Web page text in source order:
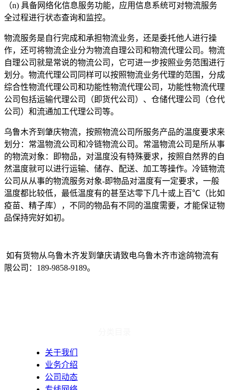
（n) 具备网络化信息服务功能，应用信息系统可对物流服务
全过程进行状态查询和监控。
物流服务是自行完成和承担物流业务，还是委托他人进行操
作，还可将物流企业分为物流自理公司和物流代理公司。物流
自理公司就是常说的物流公司，它可进一步按照业务范围进行
划分。物流代理公司同样可以按照物流业务代理的范围，分成
综合性物流代理公司和功能性物流代理公司，功能性物流代理
公司包括运输代理公司（即货代公司）、仓储代理公司（仓代
公司）和流通加工代理公司等。
乌鲁木齐到肇庆物流，按照物流公司所服务产品的温度要求来
划分：常温物流公司和冷链物流公司。常温物流公司是所从事
的物流对象：即物品，对温度没有特殊要求，按照自然界的自
然温度就可以进行运输、储存、配送、加工等操作。冷链物流
公司从从事的物流服务对象-即物品对温度有一定要求，一般
温度都比较低，最低温度有的甚至达零下几十或上百℃ （比如
疫苗、精子库），不同的物品有不同的温度需要，才能保证物
品保持完好如初。
如有货物从乌鲁木齐发到肇庆请致电乌鲁木齐市途鸽物流有
限公司： 189-9858-9189。
关于我们
业务介绍
公司动态